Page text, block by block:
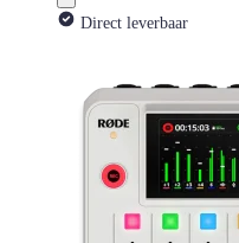
Direct leverbaar